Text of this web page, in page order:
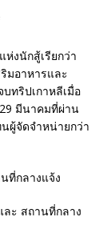
งนักสู้เรียกว่า
มอาหารและ
ทริปเกาหลีเมื่อ
มีนาคมที่ผ่าน
ผู้จัดจำหน่ายกว่า